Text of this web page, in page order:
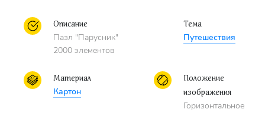
Описание
Пазл "Парусник"
2000 элементов
Тема
Путешествия
Материал
Картон
Положение
изображения
Горизонтальное